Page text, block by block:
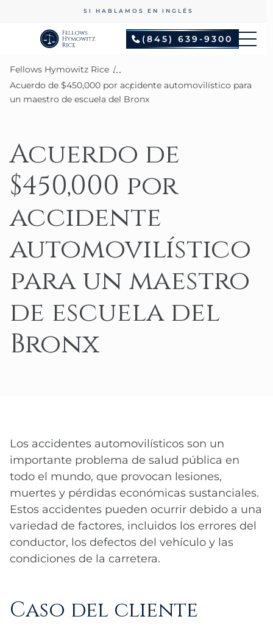
SI HABLAMOS EN INGLÉS
(845) 639-9300
Fellows Hymowitz Rice ...
Acuerdo de $450,000 por accidente automovilístico para
un maestro de escuela del Bronx
Acuerdo de
$450,000 por
accidente
automovilístico
para un maestro
de escuela del
Bronx
Los accidentes automovilísticos son un
importante problema de salud pública en
todo el mundo, que provocan lesiones,
muertes y pérdidas económicas sustanciales.
Estos accidentes pueden ocurrir debido a una
variedad de factores, incluidos los errores del
conductor, los defectos del vehículo y las
condiciones de la carretera.
Caso del cliente